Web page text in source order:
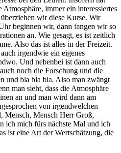
immer ein interessiertes
wir diese Kurse. Wir
beginnen wir, dann fangen wir so
an. Wie gesagt, es ist zeitlich
Also das ist alles in der Freizeit.
irgendwie ein eigenes
Und nebenbei ist dann auch
noch die Forschung und die
und bla bla bla. Also man zwängt
man sieht, dass die Atmosphäre
an und man wird dann am
von irgendwelchen
Mensch, Mensch Herr Groß,
ich mich fürs nächste Mal und ich
ist eine Art der Wertschätzung, die